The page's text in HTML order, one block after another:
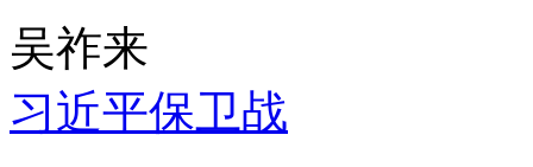
吴祚来
习近平保卫战